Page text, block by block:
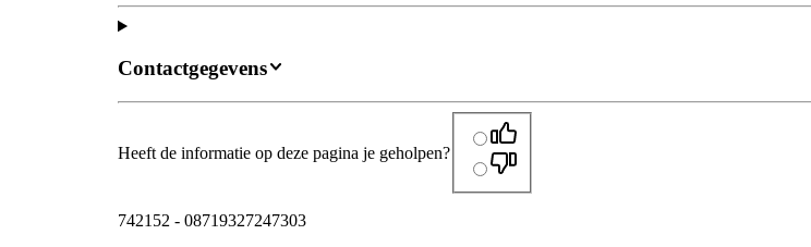
Contactgegevens
Heeft de informatie op deze pagina je geholpen?
742152 - 08719327247303